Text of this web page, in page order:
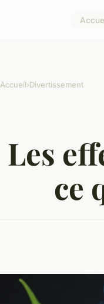
Accueil›Divertissement
Les
ce